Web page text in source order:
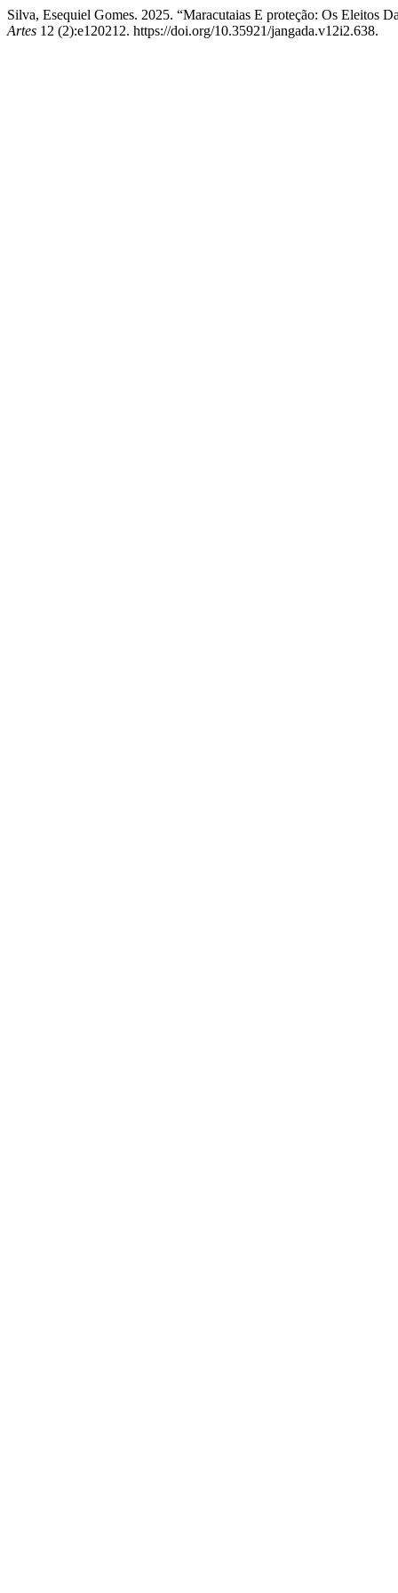
Silva, Esequiel Gomes. 2025. “Maracutaias E proteção: Os Eleitos
Artes 12 (2):e120212. https://doi.org/10.35921/jangada.v12i2.638.